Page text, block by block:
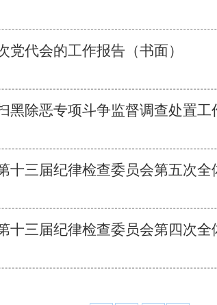
代会的工作报告（书面）
黑除恶专项斗争监督调查处置工
十三届纪律检查委员会第五次全
十三届纪律检查委员会第四次全